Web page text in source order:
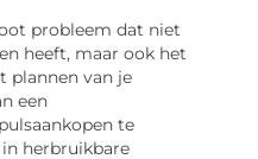
probleem dat niet
heeft, maar ook het
plannen van je
een
te
herbruikbare